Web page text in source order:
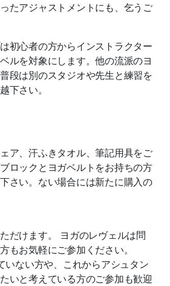
たアジャストメントにも、乞うご
初心者の方からインストラクター
ルを対象にします。他の流派のヨ
段は別のスタジオや先生と練習を
下さい。
ア、汗ふきタオル、筆記用具をご
ロックとヨガベルトをお持ちの方
さい。ない場合には新たに購入の
だけます。 ヨガのレヴェルは問
もお気軽にご参加ください。
いない方や、これからアシュタン
いと考えている方のご参加も歓迎